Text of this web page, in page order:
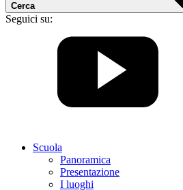
Cerca
Seguici su:
Scuola
Panoramica
Presentazione
I luoghi